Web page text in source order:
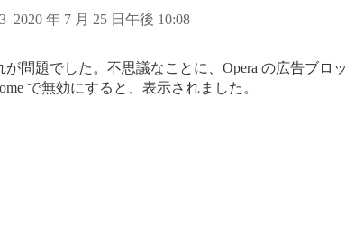
2020 年 7 月 25 日午後 10:08
3
問題でした。不思議なことに、Opera の広告ブ
で無効にすると、表示されました。